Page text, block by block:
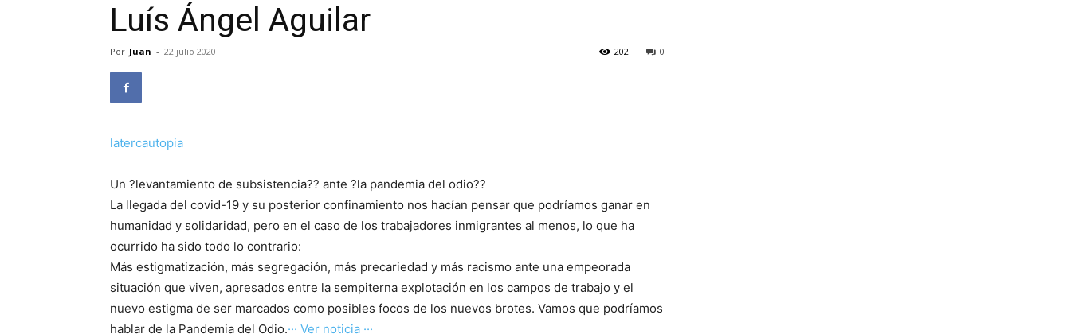
Luís Ángel Aguilar
Por Juan - 22 julio 2020 0
202
latercautopia
Un ?levantamiento de subsistencia?? ante ?la pandemia del odio??
La llegada del covid-19 y su posterior confinamiento nos hacían pensar que podríamos ganar en
humanidad y solidaridad, pero en el caso de los trabajadores inmigrantes al menos, lo que ha
ocurrido ha sido todo lo contrario:
Más estigmatización, más segregación, más precariedad y más racismo ante una empeorada
situación que viven, apresados entre la sempiterna explotación en los campos de trabajo y el
nuevo estigma de ser marcados como posibles focos de los nuevos brotes. Vamos que podríamos
hablar de la Pandemia del Odio.··· Ver noticia ···